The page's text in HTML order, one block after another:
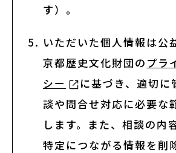
お問合せ
す）。
いただいた個人情報は公
京都歴史文化財団の プラ
シー
に基づき、適切に
談や問合せ対応に必要な
します。また、相談の内
特定につながる情報を削